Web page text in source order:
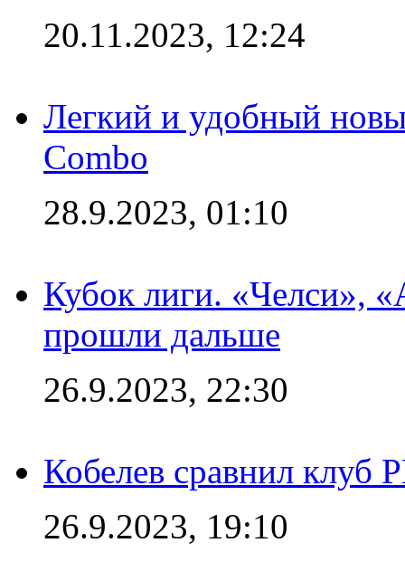
20.11.2023, 12:24
Легкий и удобный
Combo
28.9.2023, 01:10
Кубок лиги. «Челси»,
прошли дальше
26.9.2023, 22:30
Кобелев сравнил клуб
26.9.2023, 19:10